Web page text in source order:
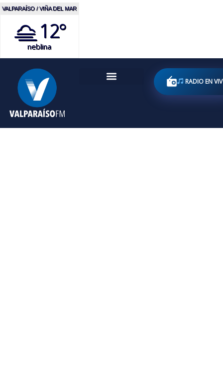
VALPARAÍSO / VIÑA DEL MAR
12°
neblina
RADIO EN